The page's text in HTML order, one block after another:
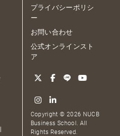
プライバシーポリシ
ー
お問い合わせ
公式オンラインスト
ア
Copyright © 2026 NUCB
Business School. All
Rights Reserved.